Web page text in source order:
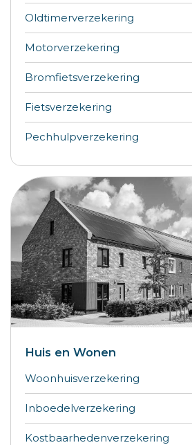
Oldtimerverzekering
Motorverzekering
Bromfietsverzekering
Fietsverzekering
Pechhulpverzekering
Huis en Wonen
Woonhuisverzekering
Inboedelverzekering
Kostbaarhedenverzekering